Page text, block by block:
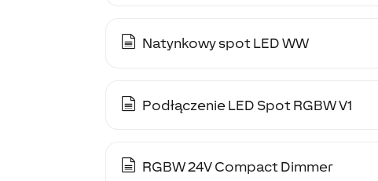
Natynkowy spot LED WW
Podłączenie LED Spot RGBW V1
RGBW 24V Compact Dimmer